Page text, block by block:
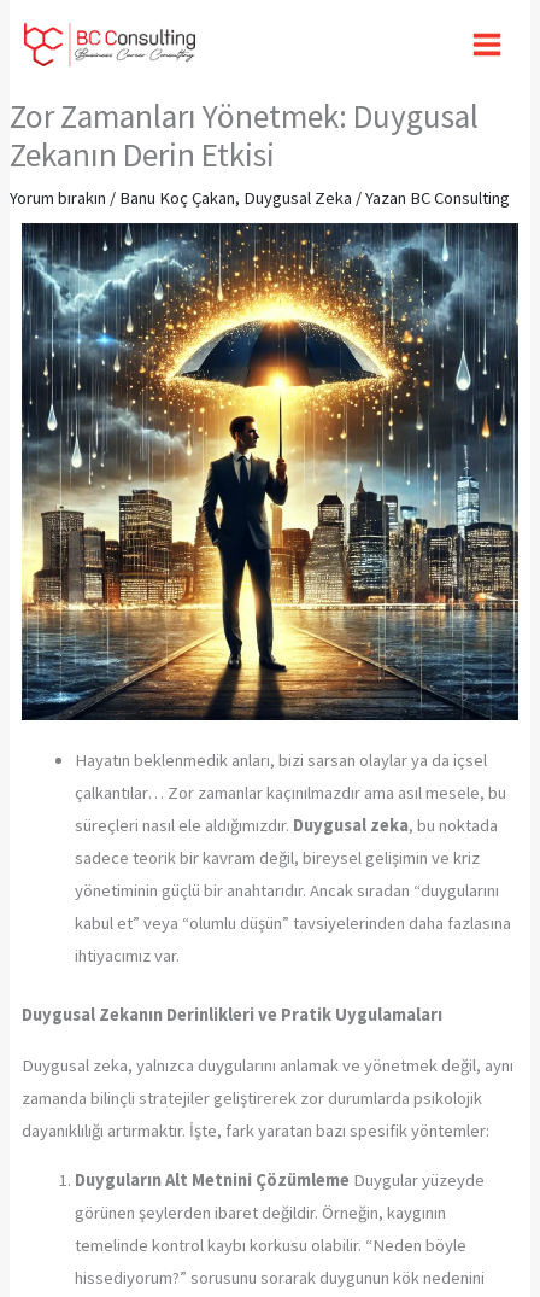
atla
Zor Zamanları Yönetmek: Duygusal
Zekanın Derin Etkisi
Yorum bırakın / Banu Koç Çakan, Duygusal Zeka / Yazan BC Consulting
Hayatın beklenmedik anları, bizi sarsan olaylar ya da içsel
çalkantılar… Zor zamanlar kaçınılmazdır ama asıl mesele, bu
süreçleri nasıl ele aldığımızdır. Duygusal zeka, bu noktada
sadece teorik bir kavram değil, bireysel gelişimin ve kriz
yönetiminin güçlü bir anahtarıdır. Ancak sıradan “duygularını
kabul et” veya “olumlu düşün” tavsiyelerinden daha fazlasına
ihtiyacımız var.
Duygusal Zekanın Derinlikleri ve Pratik Uygulamaları
Duygusal zeka, yalnızca duygularını anlamak ve yönetmek değil, aynı
zamanda bilinçli stratejiler geliştirerek zor durumlarda psikolojik
dayanıklılığı artırmaktır. İşte, fark yaratan bazı spesifik yöntemler:
Duyguların Alt Metnini Çözümleme Duygular yüzeyde
görünen şeylerden ibaret değildir. Örneğin, kaygının
temelinde kontrol kaybı korkusu olabilir. “Neden böyle
hissediyorum?” sorusunu sorarak duygunun kök nedenini